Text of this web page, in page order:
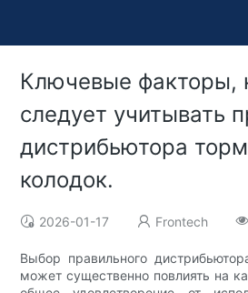
Ключевые факторы,
следует учитывать
дистрибьютора
колодок.
2026-01-17 Frontech
Выбор правильного
может существенно повлиять на